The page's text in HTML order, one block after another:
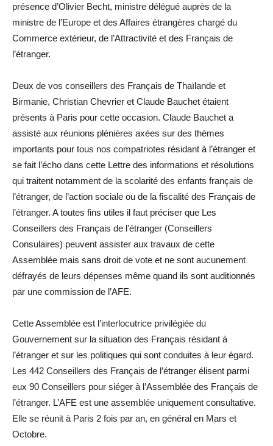
présence d’Olivier Becht, ministre délégué auprès de la
ministre de l’Europe et des Affaires étrangères chargé du
Commerce extérieur, de l’Attractivité et des Français de
l’étranger.
Deux de vos conseillers des Français de Thaïlande et
Birmanie, Christian Chevrier et Claude Bauchet étaient
présents à Paris pour cette occasion. Claude Bauchet a
assisté aux réunions plénières axées sur des thèmes
importants pour tous nos compatriotes résidant à l’étranger et
se fait l’écho dans cette Lettre des informations et résolutions
qui traitent notamment de la scolarité des enfants français de
l’étranger, de l’action sociale ou de la fiscalité des Français de
l’étranger. A toutes fins utiles il faut préciser que Les
Conseillers des Français de l’étranger (Conseillers
Consulaires) peuvent assister aux travaux de cette
Assemblée mais sans droit de vote et ne sont aucunement
défrayés de leurs dépenses même quand ils sont auditionnés
par une commission de l’AFE.
Cette Assemblée est l’interlocutrice privilégiée du
Gouvernement sur la situation des Français résidant à
l’étranger et sur les politiques qui sont conduites à leur égard.
Les 442 Conseillers des Français de l’étranger élisent parmi
eux 90 Conseillers pour siéger à l’Assemblée des Français de
l’étranger. L’AFE est une assemblée uniquement consultative.
Elle se réunit à Paris 2 fois par an, en général en Mars et
Octobre.